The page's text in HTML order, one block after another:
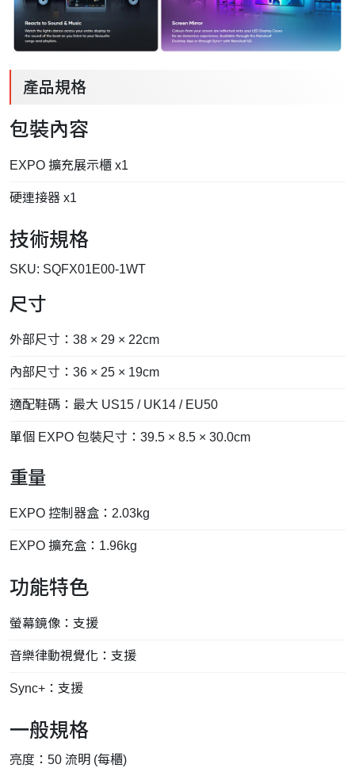
產品規格
包裝內容
EXPO 擴充展示櫃 x1
硬連接器 x1
技術規格
SKU: SQFX01E00-1WT
尺寸
外部尺寸：38 × 29 × 22cm
內部尺寸：36 × 25 × 19cm
適配鞋碼：最大 US15 / UK14 / EU50
單個 EXPO 包裝尺寸：39.5 × 8.5 × 30.0cm
重量
EXPO 控制器盒：2.03kg
EXPO 擴充盒：1.96kg
功能特色
螢幕鏡像：支援
音樂律動視覺化：支援
Sync+：支援
一般規格
亮度：50 流明 (每櫃)